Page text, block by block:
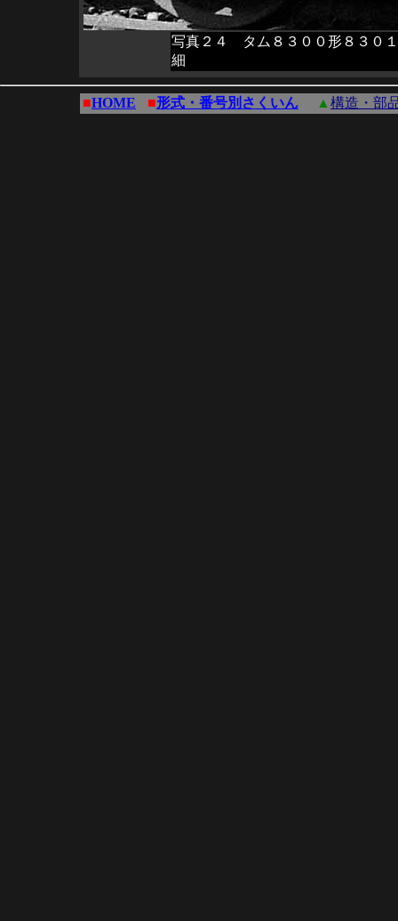
写真２４ タム８３００形８３０
細
■HOME ■形式・番号別さくいん ▲ 構造・部